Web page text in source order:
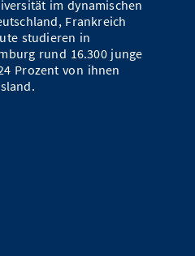
im dynamischen
Frankreich
studieren in
rund 16.300 junge
Prozent von ihnen